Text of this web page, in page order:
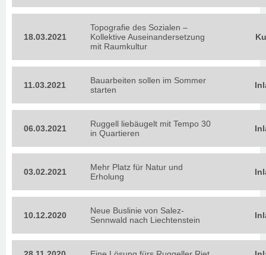
18.03.2021
Topografie des Sozialen –
Kollektive Auseinandersetzung
mit Raumkultur
11.03.2021
Bauarbeiten sollen im Sommer
starten
06.03.2021
Ruggell liebäugelt mit Tempo 30
in Quartieren
03.02.2021
Mehr Platz für Natur und
Erholung
10.12.2020
Neue Buslinie von Salez-
Sennwald nach Liechtenstein